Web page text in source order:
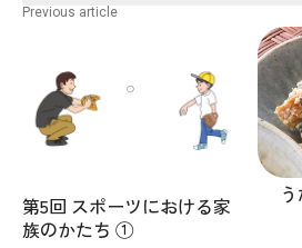
Previous article
第5回 スポーツにおける家
族のかたち ①